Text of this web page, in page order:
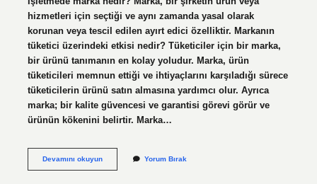
hizmetleri için seçtiği ve aynı zamanda yasal olarak
korunan veya tescil edilen ayırt edici özelliktir. Markanın
tüketici üzerindeki etkisi nedir? Tüketiciler için bir marka,
bir ürünü tanımanın en kolay yoludur. Marka, ürün
tüketicileri memnun ettiği ve ihtiyaçlarını karşıladığı sürece
tüketicilerin ürünü satın almasına yardımcı olur. Ayrıca
marka; bir kalite güvencesi ve garantisi görevi görür ve
ürünün kökenini belirtir. Marka…
Devamını okuyunMarkanın
Yorum Bırak